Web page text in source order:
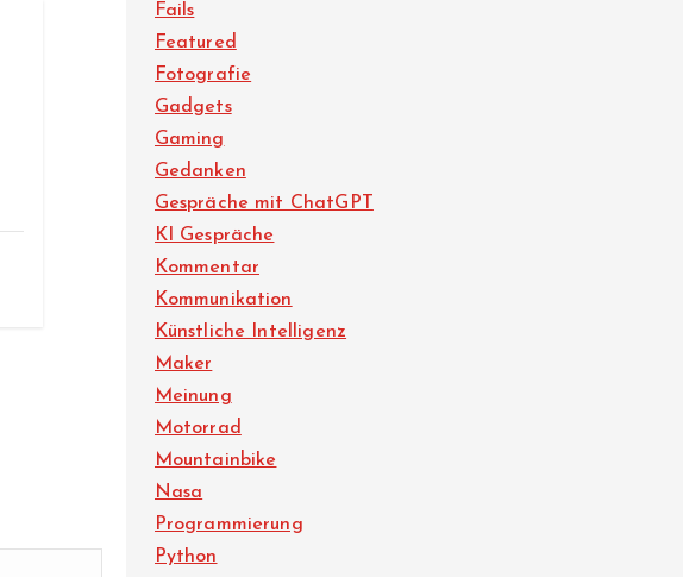
Fails
Featured
Fotografie
Gadgets
Gaming
Gedanken
Gespräche mit ChatGPT
KI Gespräche
Kommentar
Kommunikation
Künstliche Intelligenz
Maker
Meinung
Motorrad
Mountainbike
Nasa
Programmierung
Python